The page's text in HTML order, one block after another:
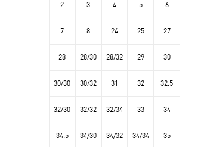
2 3 4 5 6
7 8 24 25 27
28 28/30 28/32 29 30
30/30 30/32 31 32 32.5
32/30 32/32 32/34 33 34
34.5 34/30 34/32 34/34 35